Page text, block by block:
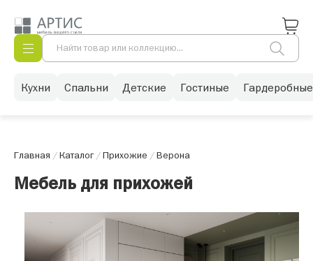
Кухни Спальни Детские Гостиные Гардеробные
Главная /Каталог/Прихожие /Верона
Мебель для прихожей